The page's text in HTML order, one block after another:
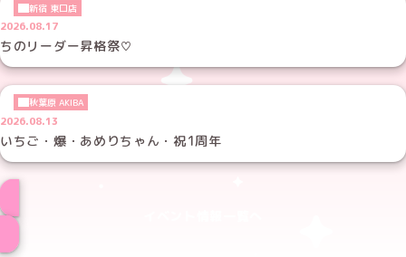
新宿 東口店
2026.08.17
ちのリーダー昇格祭♡
秋葉原 AKIBA
2026.08.13
いちご・爆・あめりちゃん・祝1周年